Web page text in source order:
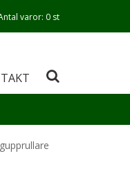
varor: 0 st